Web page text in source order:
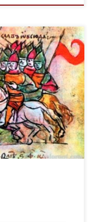
паўднёвай
Сталіца княства
Турам) згадваецца
княства
дынастыя князёў.
князя […]